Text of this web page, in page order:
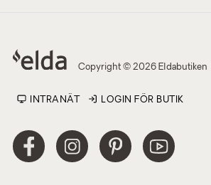
Copyright © 2026 Eldabutiken
INTRANÄT LOGIN FÖR BUTIK